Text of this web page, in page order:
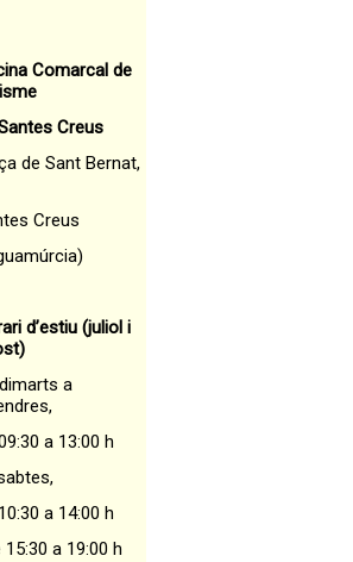
Comarcal de
Creus
de Sant Bernat,
Creus
d’estiu (juliol i
a
a 13:00 h
a 14:00 h
15:30 a 19:00 h